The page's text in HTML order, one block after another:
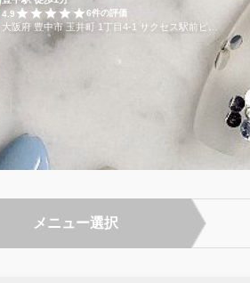
4.9 6件の評価
大阪府 豊中市 玉井町 1丁目4-1 サクセス駅前ビル301
メニュー選択